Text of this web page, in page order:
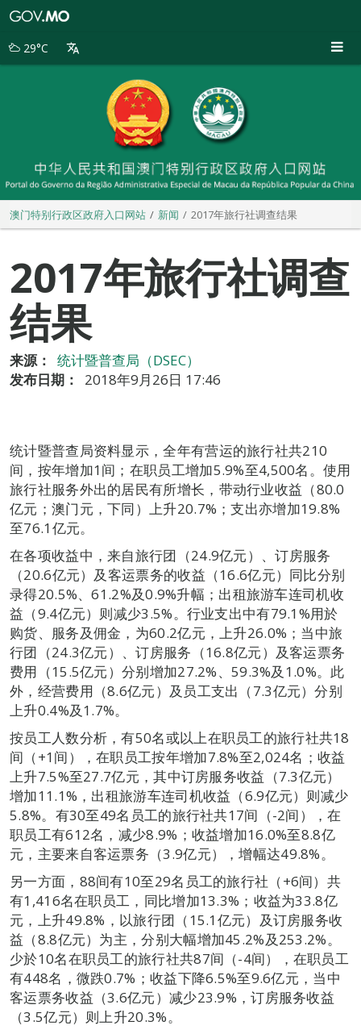
别
29°C
澳门特别行政区政府入口网站 新闻 2017年旅行社调查结果
2017年旅行社调查
结果
来源：
统计暨普查局（DSEC）
发布日期：
2018年9月26日 17:46
统计暨普查局资料显示，全年有营运的旅行社共210
间，按年增加1间；在职员工增加5.9%至4,500名。使用
旅行社服务外出的居民有所增长，带动行业收益（80.0
亿元；澳门元，下同）上升20.7%；支出亦增加19.8%
至76.1亿元。
在各项收益中，来自旅行团（24.9亿元）、订房服务
（20.6亿元）及客运票务的收益（16.6亿元）同比分别
录得20.5%、61.2%及0.9%升幅；出租旅游车连司机收
益（9.4亿元）则减少3.5%。行业支出中有79.1%用於
购货、服务及佣金，为60.2亿元，上升26.0%；当中旅
行团（24.3亿元）、订房服务（16.8亿元）及客运票务
费用（15.5亿元）分别增加27.2%、59.3%及1.0%。此
外，经营费用（8.6亿元）及员工支出（7.3亿元）分别
上升0.4%及1.7%。
按员工人数分析，有50名或以上在职员工的旅行社共18
间（+1间），在职员工按年增加7.8%至2,024名；收益
上升7.5%至27.7亿元，其中订房服务收益（7.3亿元）
增加11.1%，出租旅游车连司机收益（6.9亿元）则减少
5.8%。有30至49名员工的旅行社共17间（-2间），在
职员工有612名，减少8.9%；收益增加16.0%至8.8亿
元，主要来自客运票务（3.9亿元），增幅达49.8%。
另一方面，88间有10至29名员工的旅行社（+6间）共
有1,416名在职员工，同比增加13.3%；收益为33.8亿
元，上升49.8%，以旅行团（15.1亿元）及订房服务收
益（8.8亿元）为主，分别大幅增加45.2%及253.2%。
少於10名在职员工的旅行社共87间（-4间），在职员工
有448名，微跌0.7%；收益下降6.5%至9.6亿元，当中
客运票务收益（3.6亿元）减少23.9%，订房服务收益
（3.5亿元）则上升20.3%。